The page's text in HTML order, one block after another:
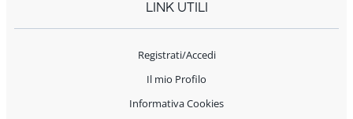
LINK UTILI
Registrati/Accedi
Il mio Profilo
Informativa Cookies